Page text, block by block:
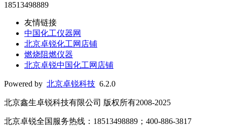
18513498889
友情链接
中国化工仪器网
北京卓锐化工网店铺
燃烧阻燃仪器
北京卓锐中国化工网店铺
Powered by 北京卓锐科技 6.2.0
北京鑫生卓锐科技有限公司 版权所有2008-2025
北京卓锐全国服务热线：18513498889；400-886-3817